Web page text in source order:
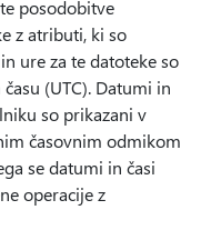
posodobitve
z atributi, ki so
ure za te datoteke so
(UTC). Datumi in
so prikazani v
časovnim odmikom
se datumi in časi
operacije z